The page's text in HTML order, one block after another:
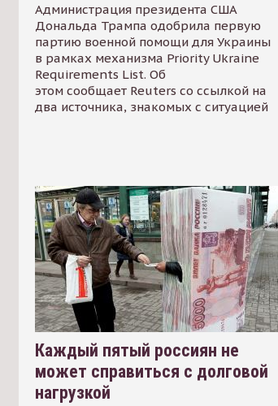
Администрация президента США
Дональда Трампа одобрила первую
партию военной помощи для Украины
в рамках механизма Priority Ukraine
Requirements List. Об
этом сообщает Reuters со ссылкой на
два источника, знакомых с ситуацией
Каждый пятый россиян не
может справиться с долговой
нагрузкой